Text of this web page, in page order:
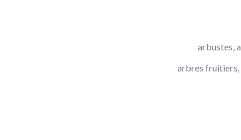
arbustes,
arbres fruitiers,